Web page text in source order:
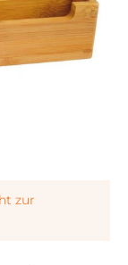
zur